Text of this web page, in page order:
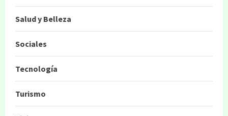
Salud y Belleza
Sociales
Tecnología
Turismo